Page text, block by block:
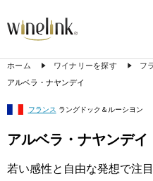
ホーム ワイナリーを探す フ
アルベラ・ナヤンデイ
フランス ラングドック＆ルーシヨン
アルベラ・ナヤンデイ
若い感性と自由な発想で注目